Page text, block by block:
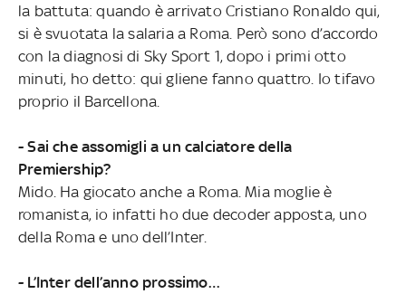
la battuta: quando è arrivato Cristiano Ronaldo qui,
si è svuotata la salaria a Roma. Però sono d’accordo
con la diagnosi di Sky Sport 1, dopo i primi otto
minuti, ho detto: qui gliene fanno quattro. Io tifavo
proprio il Barcellona.
- Sai che assomigli a un calciatore della
Premiership?
Mido. Ha giocato anche a Roma. Mia moglie è
romanista, io infatti ho due decoder apposta, uno
della Roma e uno dell’Inter.
- L’Inter dell’anno prossimo…